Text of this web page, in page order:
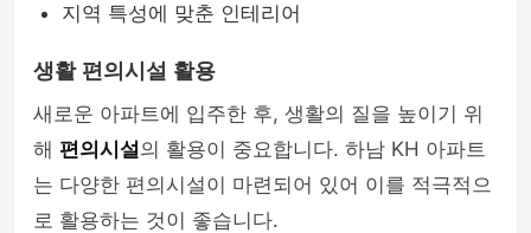
지역 특성에 맞춘 인테리어
생활 편의시설 활용
새로운 아파트에 입주한 후, 생활의 질을 높이기 위
해 편의시설의 활용이 중요합니다. 하남 KH 아파트
는 다양한 편의시설이 마련되어 있어 이를 적극적으
로 활용하는 것이 좋습니다.